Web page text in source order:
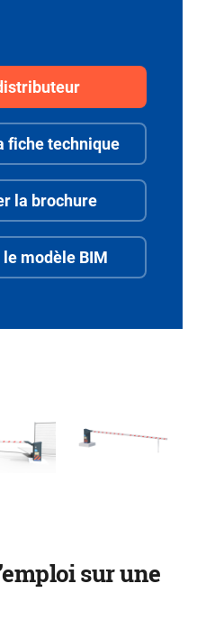
fiche technique
la brochure
modèle BIM
sur une